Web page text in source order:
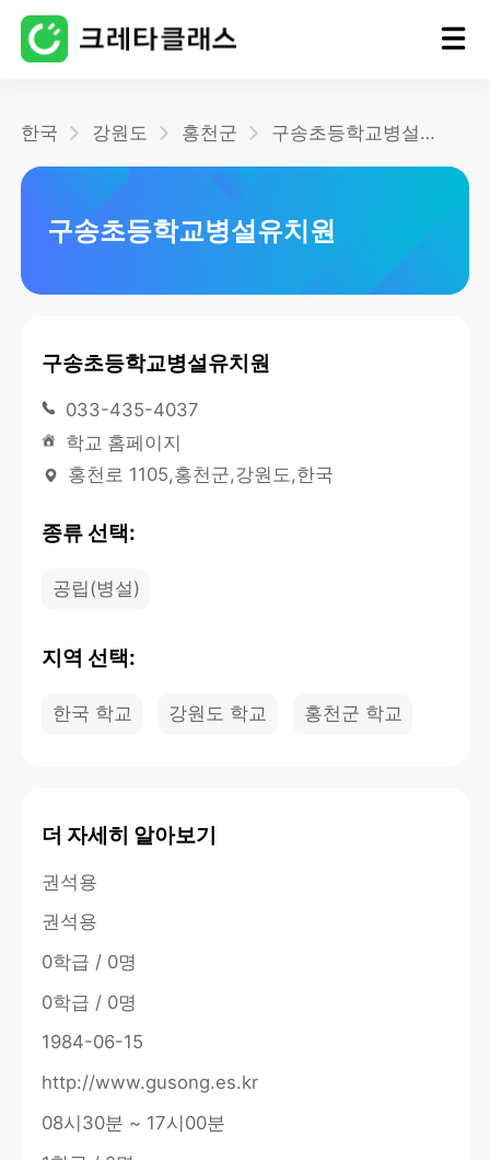
한국 강원도 홍천군 구송초등학교병설유치원
구송초등학교병설유치원
구송초등학교병설유치원
033-435-4037
학교 홈페이지
홍천로 1105,홍천군,강원도,한국
종류 선택:
공립(병설)
지역 선택:
한국 학교 강원도 학교 홍천군 학교
더 자세히 알아보기
권석용
권석용
0학급 / 0명
0학급 / 0명
1984-06-15
http://www.gusong.es.kr
08시30분 ~ 17시00분